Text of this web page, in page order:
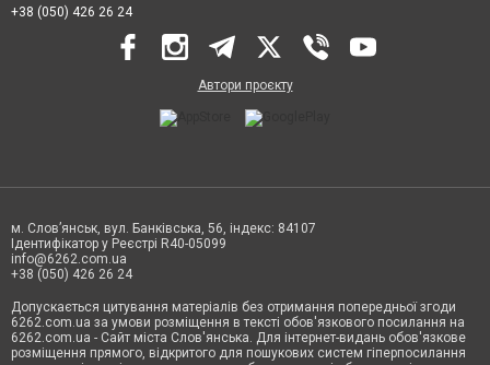
+38 (050) 426 26 24
Автори проєкту
м. Слов’янськ, вул. Банківська, 56, індекс: 84107
Ідентифікатор у Реєстрі R40-05099
info@6262.com.ua
+38 (050) 426 26 24
Допускається цитування матеріалів без отримання попередньої згоди
6262.com.ua за умови розміщення в тексті обов'язкового посилання на
6262.com.ua - Сайт міста Слов'янська. Для інтернет-видань обов'язкове
розміщення прямого, відкритого для пошукових систем гіперпосилання